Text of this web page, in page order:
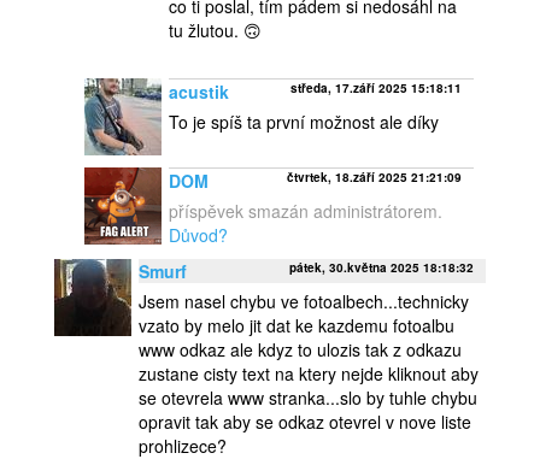
co ti poslal, tím pádem si nedosáhl na
tu žlutou. 🙃
acustik středa, 17.září 2025 15:18:11
To je spíš ta první možnost ale díky
DOM čtvrtek, 18.září 2025 21:21:09
příspěvek smazán administrátorem.
Důvod?
Smurf
pátek, 30.května 2025 18:18:32
Jsem nasel chybu ve fotoalbech...technicky
vzato by melo jit dat ke kazdemu fotoalbu
www odkaz ale kdyz to ulozis tak z odkazu
zustane cisty text na ktery nejde kliknout aby
se otevrela www stranka...slo by tuhle chybu
opravit tak aby se odkaz otevrel v nove liste
prohlizece?